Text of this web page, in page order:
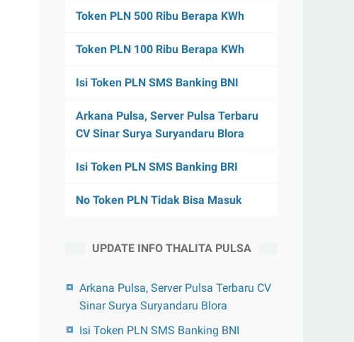
Token PLN 500 Ribu Berapa KWh
Token PLN 100 Ribu Berapa KWh
Isi Token PLN SMS Banking BNI
Arkana Pulsa, Server Pulsa Terbaru
CV Sinar Surya Suryandaru Blora
Isi Token PLN SMS Banking BRI
No Token PLN Tidak Bisa Masuk
UPDATE INFO THALITA PULSA
Arkana Pulsa, Server Pulsa Terbaru CV
Sinar Surya Suryandaru Blora
Isi Token PLN SMS Banking BNI